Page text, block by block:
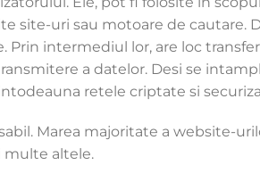
site-uri sau motoare de cautare.
Prin intermediul lor, are loc
a datelor. Desi se
retele criptate si
Marea majoritate a website-
multe altele.